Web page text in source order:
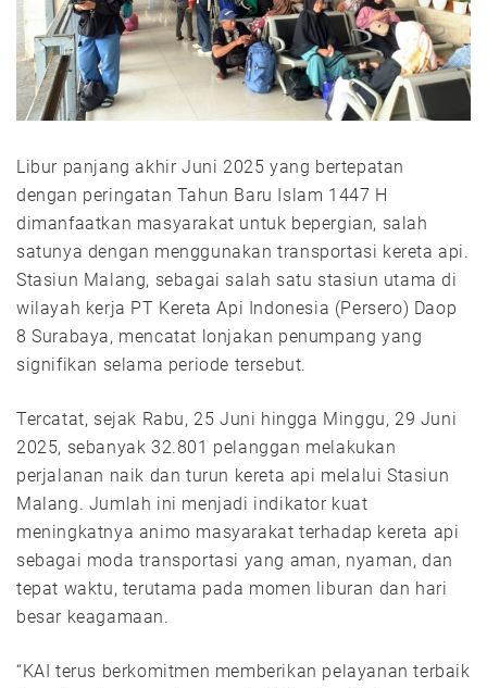
Libur panjang akhir Juni 2025 yang bertepatan
dengan peringatan Tahun Baru Islam 1447 H
dimanfaatkan masyarakat untuk bepergian, salah
satunya dengan menggunakan transportasi kereta api.
Stasiun Malang, sebagai salah satu stasiun utama di
wilayah kerja PT Kereta Api Indonesia (Persero) Daop
8 Surabaya, mencatat lonjakan penumpang yang
signifikan selama periode tersebut.
Tercatat, sejak Rabu, 25 Juni hingga Minggu, 29 Juni
2025, sebanyak 32.801 pelanggan melakukan
perjalanan naik dan turun kereta api melalui Stasiun
Malang. Jumlah ini menjadi indikator kuat
meningkatnya animo masyarakat terhadap kereta api
sebagai moda transportasi yang aman, nyaman, dan
tepat waktu, terutama pada momen liburan dan hari
besar keagamaan.
“KAI terus berkomitmen memberikan pelayanan terbaik